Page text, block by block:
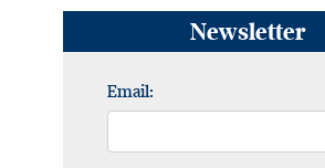
Newsletter
Email: